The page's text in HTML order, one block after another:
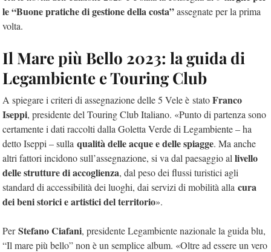
le “Buone pratiche di gestione della costa”assegnate per la prima
volta.
Il Mare più Bello 2023: la guida di
Legambiente e Touring Club
A spiegare i criteri di assegnazione delle 5 Vele è statoFranco
Iseppi, presidente del Touring Club Italiano. «Punto di partenza sono
certamente i dati raccolti dalla Goletta Verde di Legambiente – ha
detto Iseppi – sulla qualità delle acque e delle spiagge. Ma anche
altri fattori incidono sull’assegnazione, si va dal paesaggio al livello
delle strutture di accoglienza, dal peso dei flussi turistici agli
standard di accessibilità dei luoghi, dai servizi di mobilità alla cura
dei beni storici e artistici del territorio».
PerStefano Ciafani, presidente Legambiente nazionale la guida blu,
“Il mare più bello” non è un semplice album. «Oltre ad essere un vero